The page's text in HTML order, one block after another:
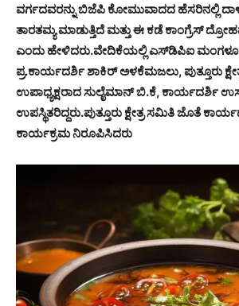
ವರ್ಗದವರನ್ನು ಬಿಜೆಪಿ ಕೋಮುವಾದದ ಹೆಸರಿನಲ್ಲಿ
ತಾರತಮ್ಯ ಮಾಡುತ್ತಿದೆ ಮತ್ತು ಈ ಕಡೆ ಕಾಂಗ್ರೆಸ್
ಎಂದು ಹೇಳಿದರು.ವೇದಿಕೆಯಲ್ಲಿ ಎಸ್‌ಡಿಪಿಐ
ಪ್ರ.ಕಾರ್ಯದರ್ಶಿ ಶಾಕಿರ್ ಅಳಕೆಮಜಲು, ಪುತ್ತೂರು
ಉಪಾಧ್ಯಕ್ಷರಾದ ಸುಲೈಮಾನ್ ಬಿ.ಕೆ, ಕಾರ್ಯದರ್ಶಿ
ಉಪಸ್ಥಿತರಿದ್ದರು.ಪುತ್ತೂರು ಕ್ಷೇತ್ರ ಸಮಿತಿ ಜೊತೆ
ಕಾರ್ಯಕ್ರಮ ನಿರೂಪಿಸಿದರು